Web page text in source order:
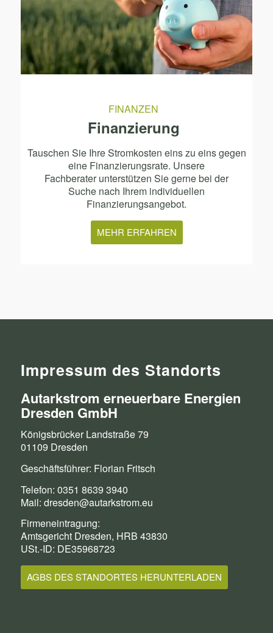
FINANZEN
Finanzierung
Tauschen Sie Ihre Stromkosten eins zu eins gegen
eine Finanzierungsrate. Unsere
Fachberater unterstützen Sie gerne bei der
Suche nach Ihrem individuellen
Finanzierungsangebot.
MEHR ERFAHREN
Impressum des Standorts
Autarkstrom erneuerbare Energien
Dresden GmbH
Königsbrücker Landstraße 79
01109 Dresden
Geschäftsführer: Florian Fritsch
Telefon: 0351 8639 3940
Mail: dresden@autarkstrom.eu
Firmeneintragung:
Amtsgericht Dresden, HRB 43830
USt.-ID: DE35968723
AGBS DES STANDORTES HERUNTERLADEN